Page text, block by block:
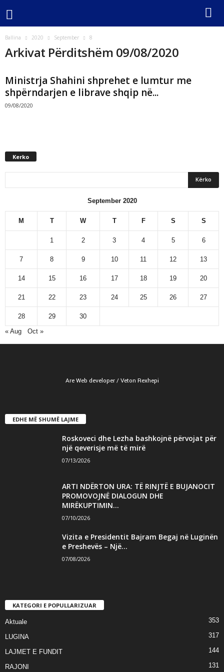
Ballina 2020 September 8
Arkivat Përditshëm 09/08/2020
Ministrja Shahini shprehet e lumtur me
shpërndarjen e librave shqip në...
09/08/2020
Kerko
September 2020
M T W T F S S
1 2 3 4 5 6
7 8 9 10 11 12 13
14 15 16 17 18 19 20
21 22 23 24 25 26 27
28 29
30
« Aug
Oct »
Are Web developer / Veton Rexhepi
EDHE MË SHUMË LAJME
Roskoveci dhe Lezha bashkojnë përvojat për
një qeverisje më të mirë
07/13/2026
ARTI NDËRTON URA: TË RINJTË E BUJANOCIT
PROMOVOJNË DIALOGUN DHE
MIRËKUPTIMIN...
07/10/2026
Vizita e Presidentit Bajram Begaj në Luginën
e Preshevës – Një...
07/08/2026
KATEGORI E POPULLARIZUAR
Aktuale 353
LUGINA 317
LAJMET E FUNDIT 144
RAJONI 131